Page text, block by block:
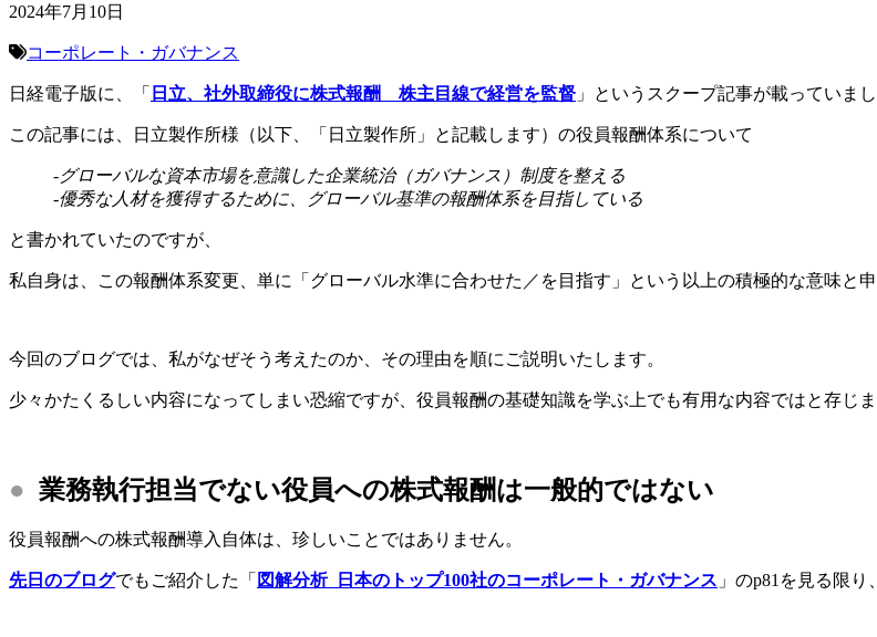
2024年7月10日
コーポレート・ガバナンス
日経電子版に、「 日立、社外取締役に株式報酬 株主目線で経営を監督 」というスクープ記事が載っていまし
この記事には、日立製作所様（以下、「日立製作所」と記載します）の役員報酬体系について
-グローバルな資本市場を意識した企業統治（ガバナンス）制度を整える
-優秀な人材を獲得するために、グローバル基準の報酬体系を目指している
と書かれていたのですが、
私自身は、この報酬体系変更、単に「グローバル水準に合わせた／を目指す」という以上の積極的な意味と
今回のブログでは、私がなぜそう考えたのか、その理由を順にご説明いたします。
少々かたくるしい内容になってしまい恐縮ですが、役員報酬の基礎知識を学ぶ上でも有用な内容ではと存じ
● 業務執行担当でない役員への株式報酬は一般的ではない
役員報酬への株式報酬導入自体は、珍しいことではありません。
先日のブログでもご紹介した「 図解分析 日本のトップ100社のコーポレート・ガバナンス 」のp81を見る限り